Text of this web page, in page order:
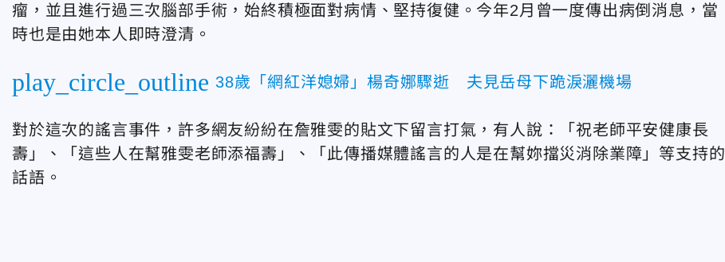
瘤，並且進行過三次腦部手術，始終積極面對病情、堅持復健。今年2月曾一度傳出病倒消息，當
時也是由她本人即時澄清。
play_circle_outline 38歲「網紅洋媳婦」楊奇娜驟逝 夫見岳母下跪淚灑機場
對於這次的謠言事件，許多網友紛紛在詹雅雯的貼文下留言打氣，有人說：「祝老師平安健康長
壽」、「這些人在幫雅雯老師添福壽」、「此傳播媒體謠言的人是在幫妳擋災消除業障」等支持的
話語。